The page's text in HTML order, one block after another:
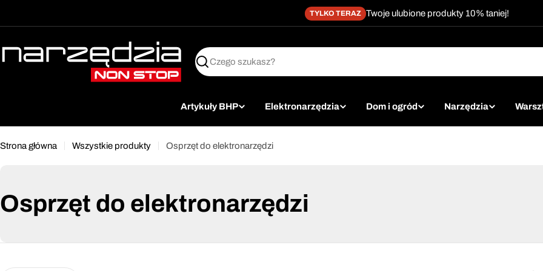
TYLKO TERAZ Twoje ulubione produkty 10% taniej!
Szukaj
Artykuły BHP Elektronarzędzia Dom i ogród Narzędzia
Strona główna Wszystkie produkty Osprzęt do elektronarzędzi
Osprzęt do elektronarzędzi